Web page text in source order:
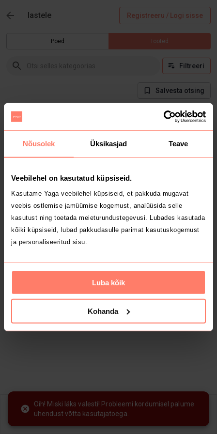
Nõusolek Üksikasjad Teave
Veebilehel on kasutatud küpsiseid.
Kasutame Yaga veebilehel küpsiseid, et pakkuda mugavat
veebis ostlemise jamüümise kogemust, analüüsida selle
kasutust ning toetada meieturundustegevusi. Lubades kasutada
kõiki küpsiseid, lubad pakkudasulle parimat kasutuskogemust
ja personaliseeritud sisu.
Luba kõik
Kohanda
lastele Registreeru / Logi sisse
Poed Tooted
Filtreeri
Salvesta otsing
Hetkel selles kategoorias tooteid ei ole
Yaga
Lisa toode & müü tasuta
Oih! Miski läks valesti! Probleemi kordumisel palume
ühendust võtta kasutajatoega.